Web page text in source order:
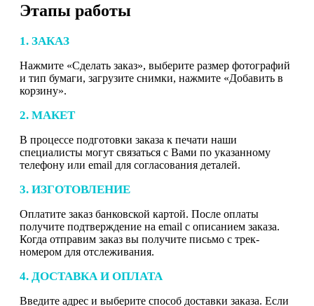
Этапы работы
1. ЗАКАЗ
Нажмите «Сделать заказ», выберите размер фотографий
и тип бумаги, загрузите снимки, нажмите «Добавить в
корзину».
2. МАКЕТ
В процессе подготовки заказа к печати наши
специалисты могут связаться с Вами по указанному
телефону или email для согласования деталей.
3. ИЗГОТОВЛЕНИЕ
Оплатите заказ банковской картой. После оплаты
получите подтверждение на email с описанием заказа.
Когда отправим заказ вы получите письмо с трек-
номером для отслеживания.
4. ДОСТАВКА И ОПЛАТА
Введите адрес и выберите способ доставки заказа. Если